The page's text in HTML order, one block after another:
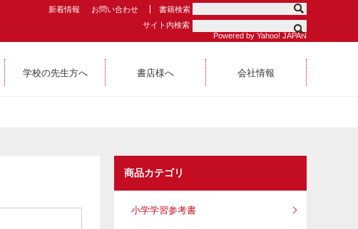
新着情報 お問い合わせ
書籍検索
サイト内検索
Powered by Yahoo! JAPAN
学校の先生方へ 書店様へ 会社情報
商品カテゴリ
小学学習参考書